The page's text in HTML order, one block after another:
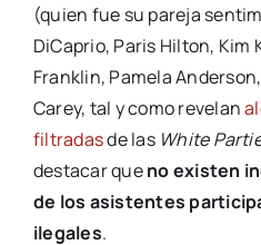
(quien fue su pareja
DiCaprio, Paris Hilton, Kim
Franklin, Pamela
Carey, tal y como revelan
filtradasde las White
destacar queno existen
de los asistentes
ilegales.